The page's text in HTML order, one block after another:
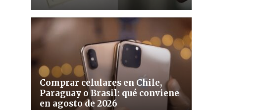
Comprar celulares en Chile,
Paraguay o Brasil: qué conviene
en agosto de 2026